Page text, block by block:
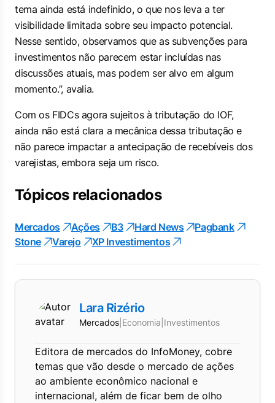
tema ainda está indefinido, o que nos leva a ter
visibilidade limitada sobre seu impacto potencial.
Nesse sentido, observamos que as subvenções para
investimentos não parecem estar incluídas nas
discussões atuais, mas podem ser alvo em algum
momento.”, avalia.
Com os FIDCs agora sujeitos à tributação do IOF,
ainda não está clara a mecânica dessa tributação e
não parece impactar a antecipação de recebíveis dos
varejistas, embora seja um risco.
Tópicos relacionados
Mercados Ações B3 Hard News
Pagbank
Stone
Varejo XP Investimentos
Lara Rizério
Mercados Economia Investimentos
Editora de mercados do InfoMoney, cobre
temas que vão desde o mercado de ações
ao ambiente econômico nacional e
internacional, além de ficar bem de olho